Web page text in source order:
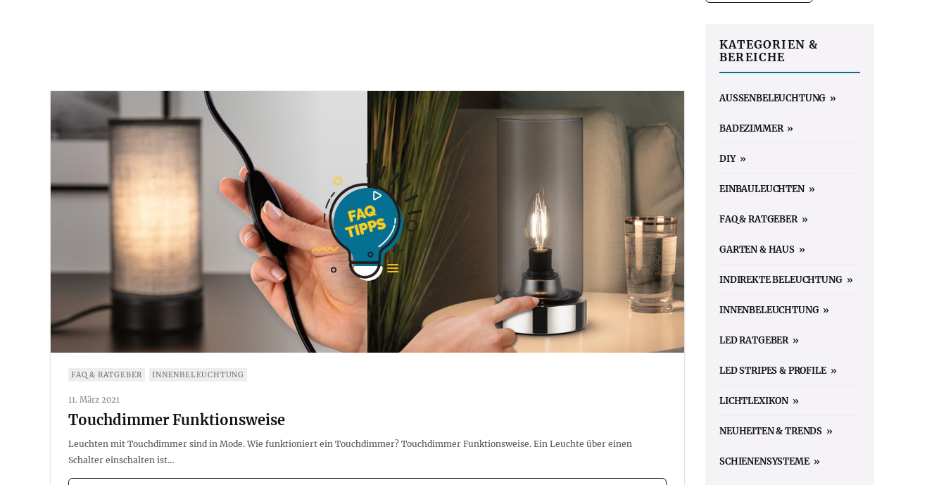
FAQ & RATGEBER INNENBELEUCHTUNG
11. März 2021
Touchdimmer Funktionsweise
Leuchten mit Touchdimmer sind in Mode. Wie funktioniert ein Touchdimmer? Touchdimmer Funktionsweise. Ein Leuchte über einen
Schalter einschalten ist…
KATEGORIEN &
BEREICHE
AUSSENBELEUCHTUNG
BADEZIMMER
DIY
EINBAULEUCHTEN
FAQ & RATGEBER
GARTEN & HAUS
INDIREKTE BELEUCHTUNG
INNENBELEUCHTUNG
LED RATGEBER
LED STRIPES & PROFILE
LICHTLEXIKON
NEUHEITEN & TRENDS
SCHIENENSYSTEME